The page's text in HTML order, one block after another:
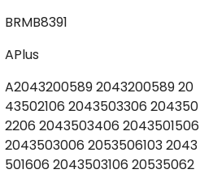
BRMB8391
APlus
A2043200589 2043200589 20
43502106 2043503306 204350
2206 2043503406 2043501506
2043503006 2053506103 2043
501606 2043503106 20535062